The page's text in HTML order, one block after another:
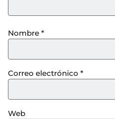
Nombre *
Correo electrónico *
Web